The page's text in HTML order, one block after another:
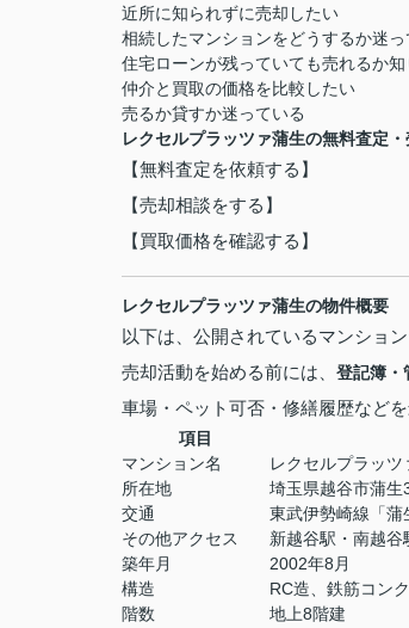
近所に知られずに売却したい
相続したマンションをどうするか迷っ
住宅ローンが残っていても売れるか
仲介と買取の価格を比較したい
売るか貸すか迷っている
レクセルプラッツァ蒲生の無料査定
【無料査定を依頼する】
【売却相談をする】
【買取価格を確認する】
レクセルプラッツァ蒲生の物件概要
以下は、公開されているマンショ
売却活動を始める前には、 登記簿・
車場・ペット可否・修繕履歴など
項目
マンション名
レクセルプラッツ
所在地
埼玉県越谷市蒲生
交通
東武伊勢崎線「蒲
その他アクセス
新越谷駅・南越谷
築年月
2002年8月
構造
RC造、鉄筋コン
階数
地上8階建